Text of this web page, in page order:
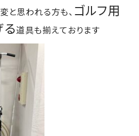
と思われる方も、 ゴルフ用
道具も揃えております